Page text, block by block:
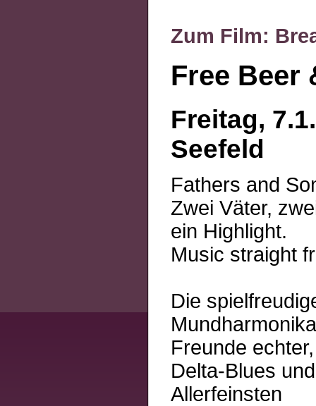
Zum Film:
Free Beer
Freitag,
Seefeld
Fathers and
Zwei Väter,
ein Highlight.
Music straight
Die
Freunde
Delta-Blues
Allerfeinsten